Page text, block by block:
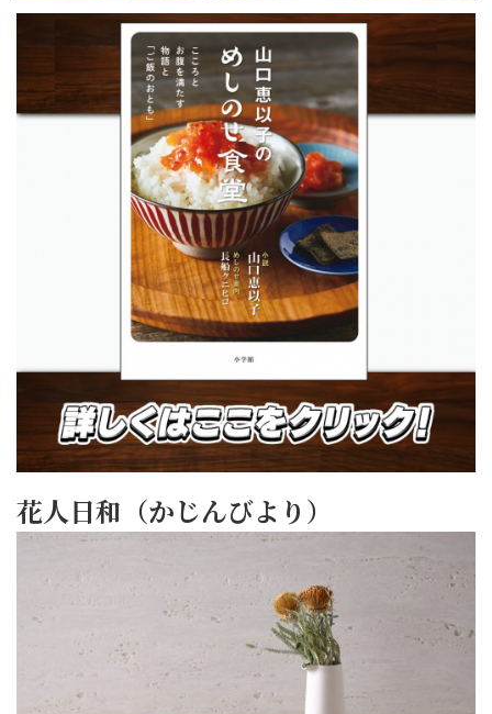
花人日和（かじんびより）